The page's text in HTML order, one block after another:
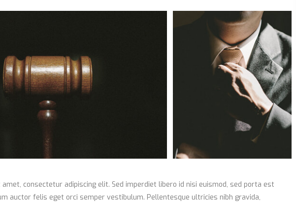
consectetur adipiscing elit. Sed imperdiet libero id nisi euismod, sed porta est
auctor felis eget orci semper vestibulum. Pellentesque ultricies nibh gravida,